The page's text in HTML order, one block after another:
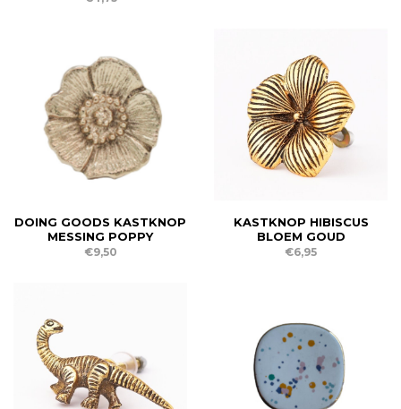
DOING GOODS KASTKNOP
MESSING POPPY
€9,50
KASTKNOP HIBISCUS
BLOEM GOUD
€6,95